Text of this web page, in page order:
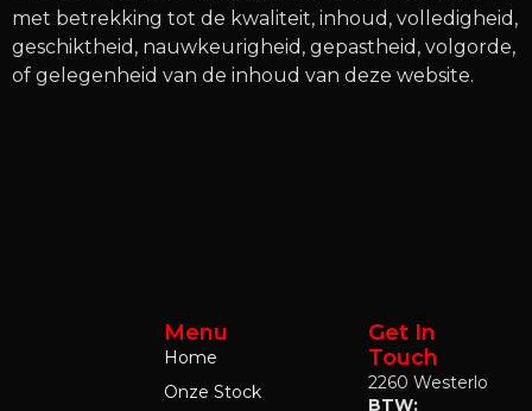
met betrekking tot de kwaliteit, inhoud, volledigheid,
geschiktheid, nauwkeurigheid, gepastheid, volgorde,
of gelegenheid van de inhoud van deze website.
Menu
Home
Onze Stock
Get In
Touch
2260 Westerlo
BTW: